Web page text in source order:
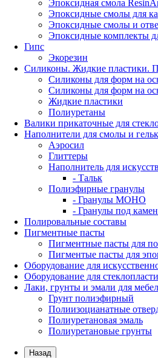
Эпоксидная смола
Эпоксидные смолы для
Эпоксидные смолы и
Эпоксидные комплекты
Гипс
Экорезин
Силиконы. Жидкие пластики.
Силиконы для форм на
Силиконы для форм на
Жидкие пластики
Полиуретаны
Валики прикаточные для
Наполнители для смолы и
Аэросил
Глиттеры
Наполнитель для
- Тальк
Полиэфирные гранулы
- Гранулы МОНО
- Гранулы под
Полировальные составы
Пигментные пасты
Пигментные пасты для
Пигментые пасты для
Оборудование для
Оборудование для
Лаки, грунты и эмали для
Грунт полиэфирный
Полиизоцианатные
Полиуретановая эмаль
Полиуретановые грунты
Назад